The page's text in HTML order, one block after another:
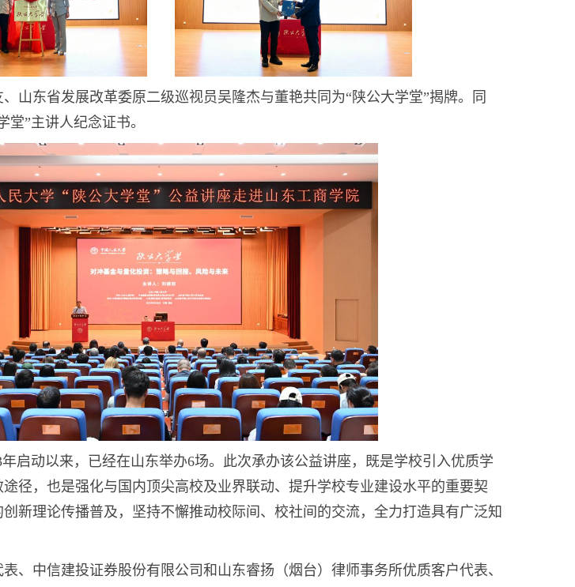
山东省发展改革委原二级巡视员吴隆杰与董艳共同为“陕公大学堂”揭牌。同
堂”主讲人纪念证书。
年启动以来，已经在山东举办6场。此次承办该公益讲座，既是学校引入优质学
径，也是强化与国内顶尖高校及业界联动、提升学校专业建设水平的重要契
新理论传播普及，坚持不懈推动校际间、校社间的交流，全力打造具有广泛知
、中信建投证券股份有限公司和山东睿扬（烟台）律师事务所优质客户代表、